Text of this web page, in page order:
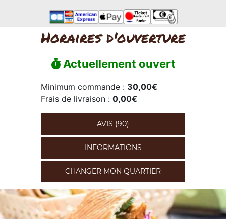
Horaires d'ouverture
Actuellement ouvert
Minimum commande : 30,00€
Frais de livraison : 0,00€
AVIS (90)
INFORMATIONS
CHANGER MON QUARTIER